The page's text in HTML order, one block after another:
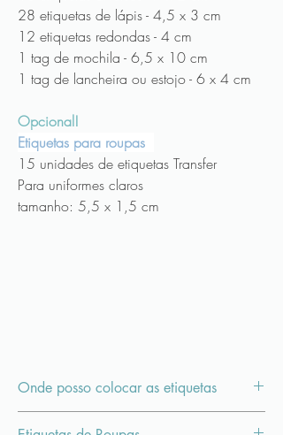
28 etiquetas de lápis - 4,5 x 3 cm
12 etiquetas redondas - 4 cm
1 tag de mochila - 6,5 x 10 cm
1 tag de lancheira ou estojo - 6 x 4 cm
Opcional!
Etiquetas para roupas
15 unidades de etiquetas Transfer
Para uniformes claros
tamanho: 5,5 x 1,5 cm
Onde posso colocar as etiquetas